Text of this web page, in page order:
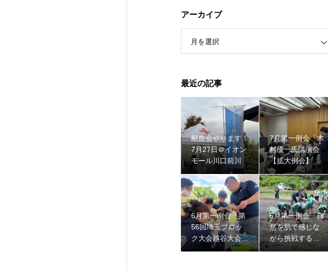
アーカイブ
月を選択
最近の記事
献血会やります！
7月27日＠イオン
モール川口前川
7月第一例会「木
村優一氏講演会
【拡大例会】」
参加・開催のお
知らせ
6月第一例会「第
56回埼玉ブロッ
ク大会越谷大会」
参加・開催のお知
5月第一例会「自
然を肌で感じな
がら挑戦する
「意欲」を育む